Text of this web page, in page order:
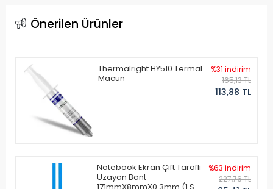
Önerilen Ürünler
Thermalright HY510 Termal
Macun
%31 indirim
165,13 TL
113,88 TL
Notebook Ekran Çift Taraflı
Uzayan Bant
%63 indirim
227,76 TL